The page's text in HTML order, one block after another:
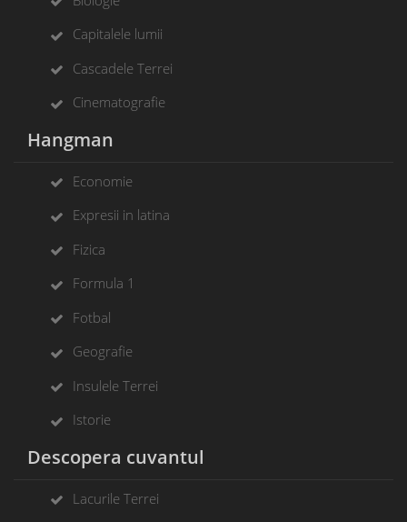
Capitalele lumii
Cascadele Terrei
Cinematografie
Hangman
Economie
Expresii in latina
Fizica
Formula 1
Fotbal
Geografie
Insulele Terrei
Istorie
Descopera cuvantul
Lacurile Terrei